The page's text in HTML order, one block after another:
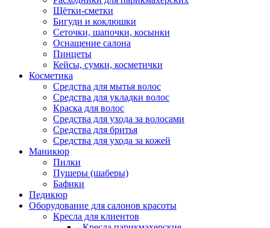
Щётки-сметки
Бигуди и коклюшки
Сеточки, шапочки, косынки
Оснащение салона
Пинцеты
Кейсы, сумки, косметички
Косметика
Средства для мытья волос
Средства для укладки волос
Краска для волос
Средства для ухода за волосами
Средства для бритья
Средства для ухода за кожей
Маникюр
Пилки
Пушеры (шаберы)
Бафики
Педикюр
Оборудование для салонов красоты
Кресла для клиентов